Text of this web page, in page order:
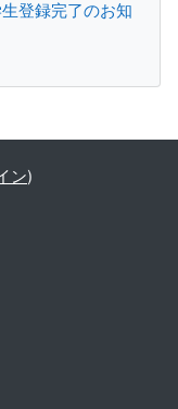
登録完了のお知
ン)